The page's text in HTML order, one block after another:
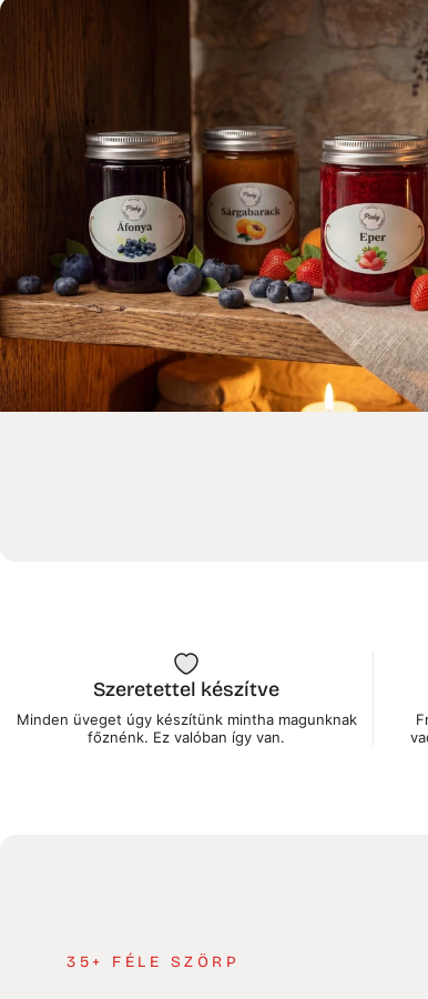
Szeretettel készítve
Minden üveget úgy készítünk mintha magunknak
főznénk. Ez valóban így van.
35+ FÉLE SZÖRP